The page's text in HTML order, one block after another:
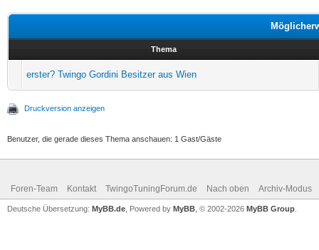
Thema
erster? Twingo Gordini Besitzer aus Wien
Druckversion anzeigen
Benutzer, die gerade dieses Thema anschauen: 1 Gast/Gäste
Foren-Team Kontakt TwingoTuningForum.de Nach oben Archiv-Modus
Deutsche Übersetzung: MyBB.de , Powered by MyBB , © 2002-2026 MyBB Group